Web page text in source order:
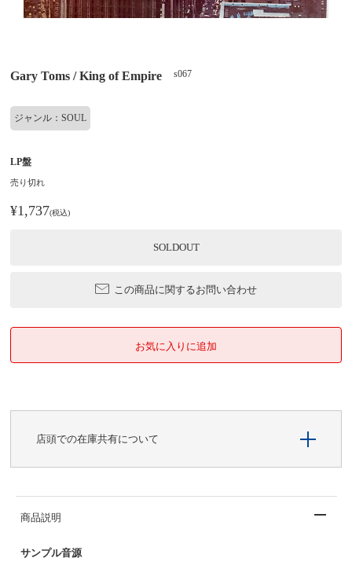
Gary Toms / King of Empire s067
ジャンル：SOUL
LP盤
売り切れ
¥1,737(税込)
SOLDOUT
この商品に関するお問い合わせ
店頭での在庫共有について
商品説明
サンプル音源